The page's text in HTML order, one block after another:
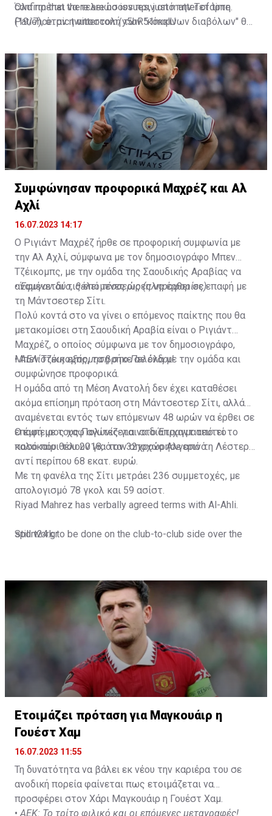
confirm that there are no issues, just matter of time.
Patience.pic.twitter.com/y5hR51mqlU
Όλα πρέπει να τελειώσουν πριν από την Τετάρτη
(19/7), όταν η αποστολή των "κόκκινων διαβόλων" θα
Συμφώνησαν προφορικά Μαχρέζ και Αλ
Αχλί
16.07.2023 14:17
Ο Ριγιάντ Μαχρέζ ήρθε σε προφορική συμφωνία με
την Αλ Αχλί, σύμφωνα με τον δημοσιογράφο Μπεν
Τζέικομπς, με την ομάδα της Σαουδικής Αραβίας να
αναμένεται τις επόμενες ώρες να έρθει σε επαφή με
τη Μάντσεστερ Σίτι.
•Έφυγαν δύο, θέλει τέσσερις (πληροφορίες)
Πολύ κοντά στο να γίνει ο επόμενος παίκτης που θα
μετακομίσει στη Σαουδική Αραβία είναι ο Ριγιάντ
Μαχρέζ, ο οποίος σύμφωνα με τον δημοσιογράφο,
Μπεν Τζέικομπς, τα βρήκε σε όλα με την ομάδα και
συμφώνησε προφορικά.
•ΑΕΛίστικη εξόρμηση στο Πελένδρι!
Η ομάδα από τη Μέση Ανατολή δεν έχει καταθέσει
ακόμα επίσημη πρόταση στη Μάντσεστερ Σίτι, αλλά
αναμένεται εντός των επόμενων 48 ωρών να έρθει σε
επαφή με τους Πολίτες για να διαπραγματευτεί το
ποσό που θέλουν για τον 32χρονο Αλγερινό.
Ο έμπειρος χαφ αγωνίζεται στο Έτιχαντ από το
καλοκαίρι του 2018, όταν αποχώρησε από τη Λέστερ
αντί περίπου 68 εκατ. ευρώ.
Με τη φανέλα της Σίτι μετράει 236 συμμετοχές, με
απολογισμό 78 γκολ και 59 ασίστ.
Riyad Mahrez has verbally agreed terms with Al-Ahli.
Still work to be done on the club-to-club side over the
Al-Ahli hope to move fast.🇸🇦
pic.twitter.com/Z0SmniQXIP
— Ben Jacobs (@JacobsBen)
July 15, 2023
sport24.gr
Ετοιμάζει πρόταση για Μαγκουάιρ η
Γουέστ Χαμ
16.07.2023 11:55
Τη δυνατότητα να βάλει εκ νέου την καριέρα του σε
ανοδική πορεία φαίνεται πως ετοιμάζεται να
προσφέρει στον Χάρι Μαγκουάιρ η Γουέστ Χαμ.
• ΑΕΚ: Το τρίτο φιλικό και οι επόμενες μεταγραφές!